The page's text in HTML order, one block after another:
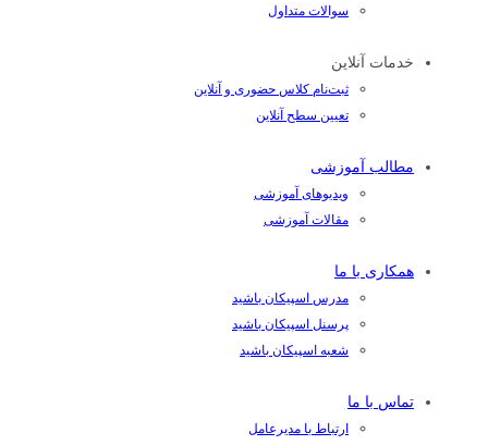
سوالات متداول
خدمات آنلاین
ثبت‌نام کلاس حضوری و آنلاین
تعیین سطح آنلاین
مطالب آموزشی
ویدیوهای آموزشی
مقالات آموزشی
همکاری با ما
مدرس اسپیکان باشید
پرسنل اسپیکان باشید
شعبه اسپیکان باشید
تماس با ما
ارتباط با مدیرعامل